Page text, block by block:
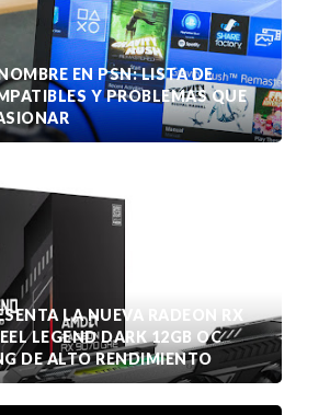
EN PSN: LISTA DE
Y PROBLEMAS QUE
LA NUEVA RADEON RX
LEGEND DARK 12GB OC
DE ALTO RENDIMIENTO